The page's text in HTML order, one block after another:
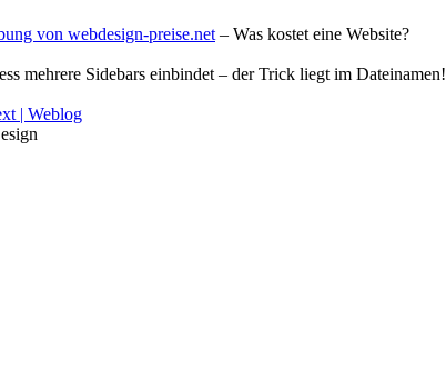
von webdesign-preise.net– Was kostet eine Website?
mehrere Sidebars einbindet – der Trick liegt im Dateinamen!
| Weblog